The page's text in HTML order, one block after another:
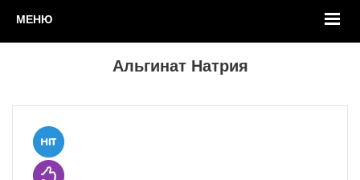
МЕНЮ
Альгинат Натрия